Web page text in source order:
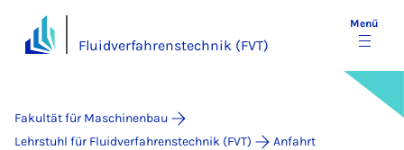
Fluidverfahrenstechnik (FVT)
Menü
Fakultät für Maschinenbau
Lehrstuhl für Fluidverfahrenstechnik (FVT)
Anfahrt